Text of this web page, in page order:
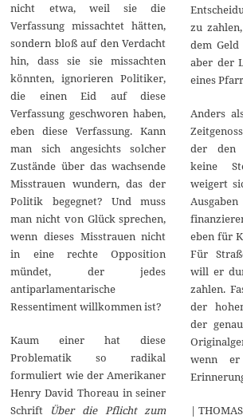
nicht etwa, weil sie die
Verfassung missachtet hätten,
sondern bloß auf den Verdacht
hin, dass sie sie missachten
könnten, ignorieren Politiker,
die einen Eid auf diese
Verfassung geschworen haben,
eben diese Verfassung. Kann
man sich angesichts solcher
Zustände über das wachsende
Misstrauen wundern, das der
Politik begegnet? Und muss
man nicht von Glück sprechen,
wenn dieses Misstrauen nicht
in eine rechte Opposition
mündet, der jedes
antiparlamentarische
Ressentiment willkommen ist?
Kaum einer hat diese
Problematik so radikal
formuliert wie der Amerikaner
Henry David Thoreau in seiner
Schrift Über die Pflicht zum
zu
dem
aber der
eines
Anders
der den
keine
weigert
eben für
Für
will er
zahlen.
der
der
wenn
|